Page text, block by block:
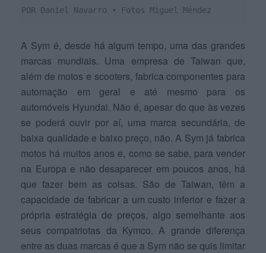
POR Daniel Navarro • Fotos Miguel Méndez
A Sym é, desde há algum tempo, uma das grandes
marcas mundiais. Uma empresa de Taiwan que,
além de motos e scooters, fabrica componentes para
automação em geral e até mesmo para os
automóveis Hyundai. Não é, apesar do que às vezes
se poderá ouvir por aí, uma marca secundária, de
baixa qualidade e baixo preço, não. A Sym já fabrica
motos há muitos anos e, como se sabe, para vender
na Europa e não desaparecer em poucos anos, há
que fazer bem as coisas. São de Taiwan, têm a
capacidade de fabricar a um custo inferior e fazer a
própria estratégia de preços, algo semelhante aos
seus compatriotas da Kymco. A grande diferença
entre as duas marcas é que a Sym não se quis limitar